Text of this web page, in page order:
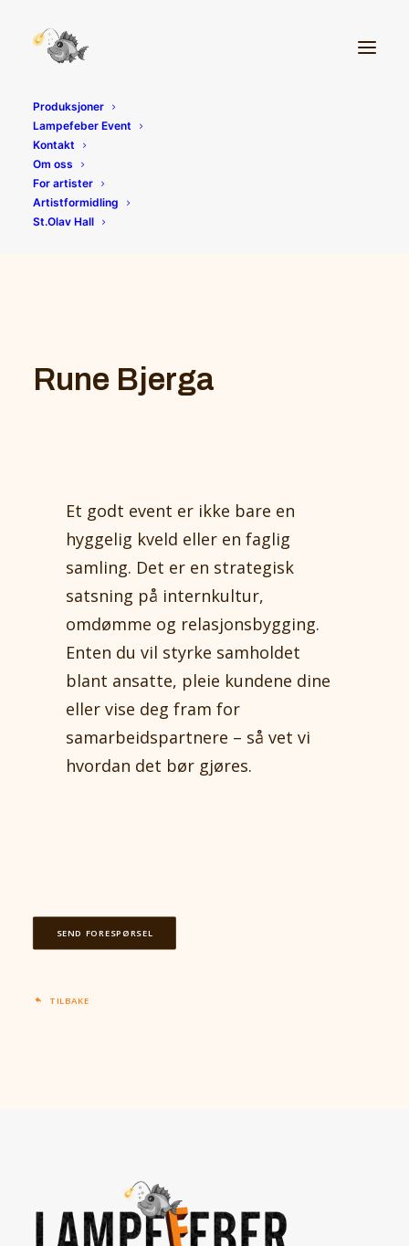
Produksjoner
Lampefeber Event
Kontakt
Om oss
For artister
Artistformidling
St.Olav Hall
Rune Bjerga
Et godt event er ikke bare en
hyggelig kveld eller en faglig
samling. Det er en strategisk
satsning på internkultur,
omdømme og relasjonsbygging.
Enten du vil styrke samholdet
blant ansatte, pleie kundene dine
eller vise deg fram for
samarbeidspartnere – så vet vi
hvordan det bør gjøres.
SEND FORESPØRSEL
TILBAKE